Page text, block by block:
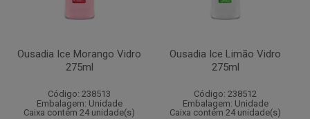
Ousadia Ice Morango Vidro
275ml
Código: 238513
Embalagem: Unidade
Caixa contém 24 unidade(s)
Ousadia Ice Limão Vidro
275ml
Código: 238512
Embalagem: Unidade
Caixa contém 24 unidade(s)